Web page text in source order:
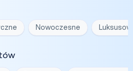
Nowoczesne